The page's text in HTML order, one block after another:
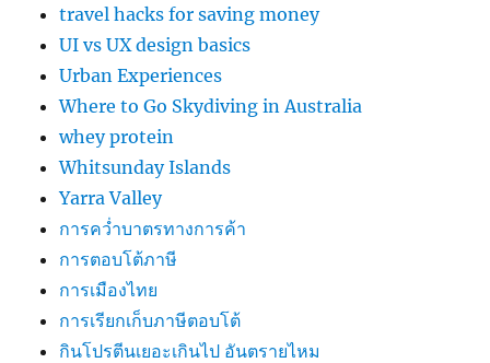
travel hacks for saving money
UI vs UX design basics
Urban Experiences
Where to Go Skydiving in Australia
whey protein
Whitsunday Islands
Yarra Valley
การคว่ำบาตรทางการค้า
การตอบโต้ภาษี
การเมืองไทย
การเรียกเก็บภาษีตอบโต้
กินโปรตีนเยอะเกินไป อันตรายไหม